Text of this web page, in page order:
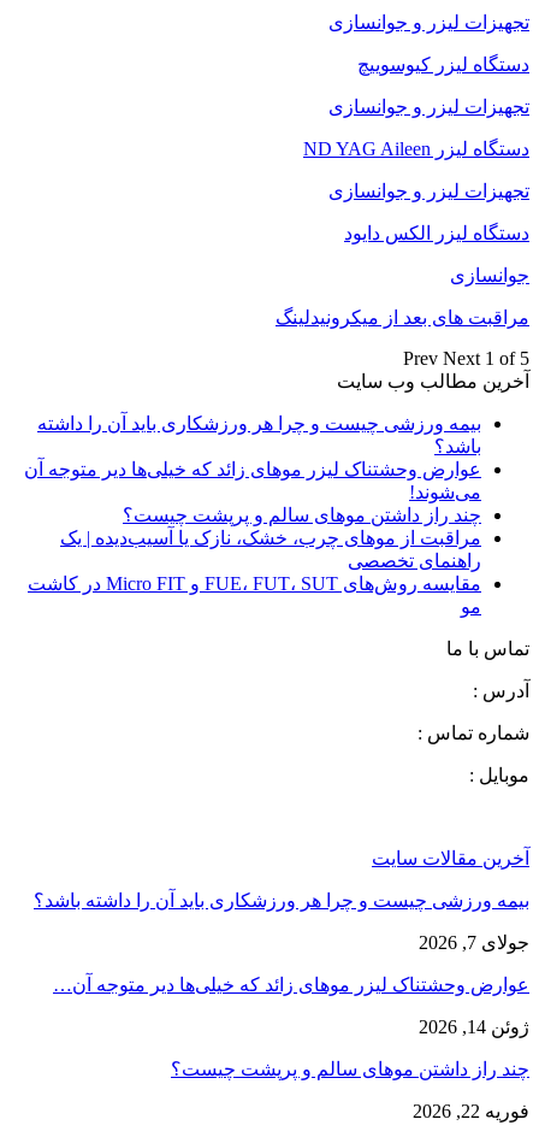
تجهیزات لیزر و جوانسازی
دستگاه لیزر کیوسوییچ
تجهیزات لیزر و جوانسازی
دستگاه لیزر ND YAG Aileen
تجهیزات لیزر و جوانسازی
دستگاه لیزر الکس دایود
جوانسازی
مراقبت های بعد از میکرونیدلینگ
Prev Next 1 of 5
آخرین مطالب وب سایت
بیمه ورزشی چیست و چرا هر ورزشکاری باید آن را داشته
باشد؟
عوارض وحشتناک لیزر موهای زائد که خیلی‌ها دیر متوجه آن
می‌شوند!
چند راز داشتن موهای سالم و پرپشت چیست؟
مراقبت از موهای چرب، خشک، نازک یا آسیب‌دیده | یک
راهنمای تخصصی
مقایسه روش‌های FUE، FUT، SUT و Micro FIT در کاشت
مو
تماس با ما
آدرس :
شماره تماس :
موبایل :
آخرین مقالات سایت
بیمه ورزشی چیست و چرا هر ورزشکاری باید آن را داشته باشد؟
جولای 7, 2026
عوارض وحشتناک لیزر موهای زائد که خیلی‌ها دیر متوجه آن…
ژوئن 14, 2026
چند راز داشتن موهای سالم و پرپشت چیست؟
فوریه 22, 2026